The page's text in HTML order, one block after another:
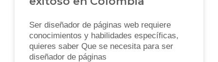
Ser diseñador de páginas web requiere
conocimientos y habilidades específicas,
quieres saber Que se necesita para ser
diseñador de páginas